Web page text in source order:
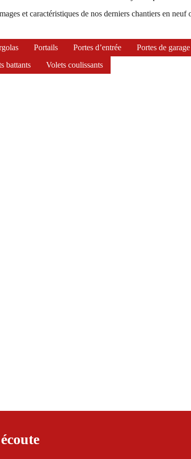
et caractéristiques de nos derniers chantiers en neuf
Portails Portes d’entrée Portes de garage
battants
Volets coulissants